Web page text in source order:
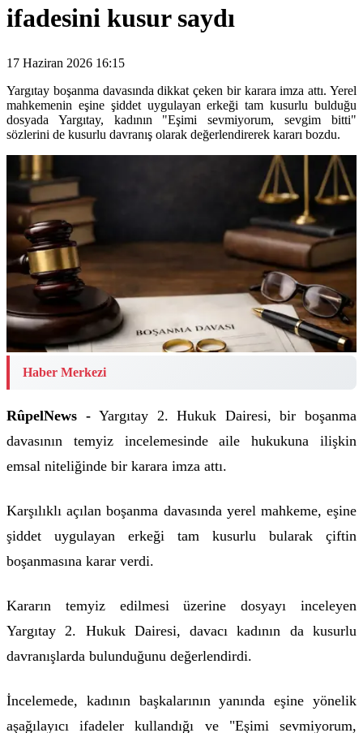
ifadesini kusur saydı
17 Haziran 2026 16:15
Yargıtay boşanma davasında dikkat çeken bir karara imza attı. Yerel
mahkemenin eşine şiddet uygulayan erkeği tam kusurlu bulduğu
dosyada Yargıtay, kadının "Eşimi sevmiyorum, sevgim bitti"
sözlerini de kusurlu davranış olarak değerlendirerek kararı bozdu.
Haber Merkezi
RûpelNews -Yargıtay 2. Hukuk Dairesi, bir boşanma
davasının temyiz incelemesinde aile hukukuna ilişkin
emsal niteliğinde bir karara imza attı.
Karşılıklı açılan boşanma davasında yerel mahkeme, eşine
şiddet uygulayan erkeği tam kusurlu bularak çiftin
boşanmasına karar verdi.
Kararın temyiz edilmesi üzerine dosyayı inceleyen
Yargıtay 2. Hukuk Dairesi, davacı kadının da kusurlu
davranışlarda bulunduğunu değerlendirdi.
İncelemede, kadının başkalarının yanında eşine yönelik
aşağılayıcı ifadeler kullandığı ve "Eşimi sevmiyorum,